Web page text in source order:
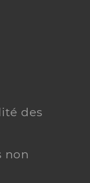
des
non